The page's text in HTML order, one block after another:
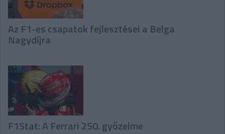
Az F1-es csapatok fejlesztései a Belga
Nagydíjra
F1Stat: A Ferrari 250. győzelme